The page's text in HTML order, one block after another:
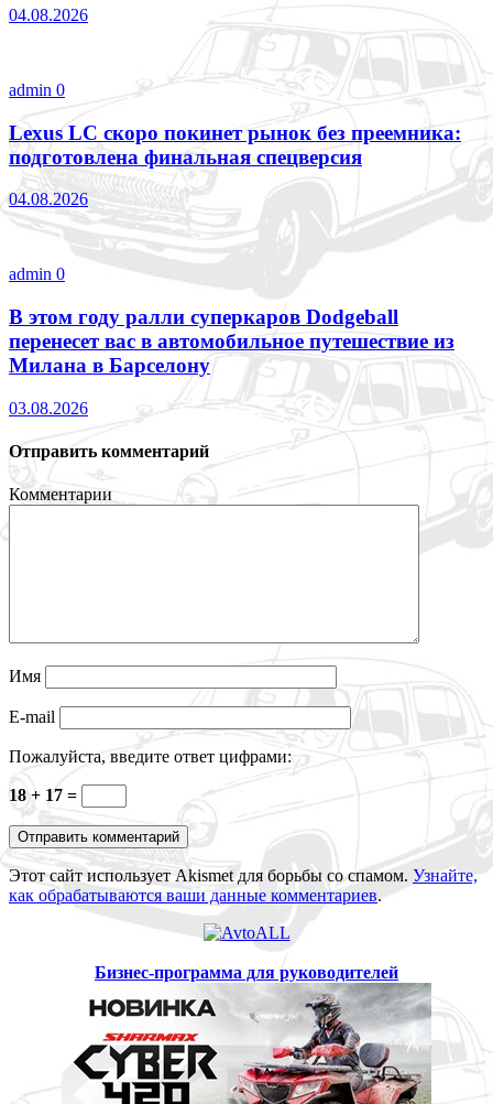
04.08.2026
admin 0
Lexus LC скоро покинет рынок без преемника:
подготовлена финальная спецверсия
04.08.2026
admin 0
В этом году ралли суперкаров Dodgeball
перенесет вас в автомобильное путешествие из
Милана в Барселону
03.08.2026
Отправить комментарий
Комментарии
Имя
E-mail
Пожалуйста, введите ответ цифрами:
18 + 17 =
Этот сайт использует Akismet для борьбы со спамом. Узнайте,
как обрабатываются ваши данные комментариев.
Бизнес-программа для руководителей